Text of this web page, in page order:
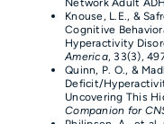
Knouse, L.E., &
Cognitive
Hyperactivity
America, 33(3),
Quinn, P. O., &
Deficit/
Uncovering This
Companion for